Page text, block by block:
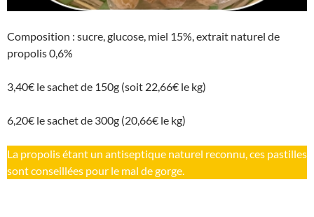
Composition : sucre, glucose, miel 15%, extrait naturel de
propolis 0,6%
3,40€ le sachet de 150g (soit 22,66€ le kg)
6,20€ le sachet de 300g (20,66€ le kg)
La propolis étant un antiseptique naturel reconnu, ces pastilles
sont conseillées pour le mal de gorge.